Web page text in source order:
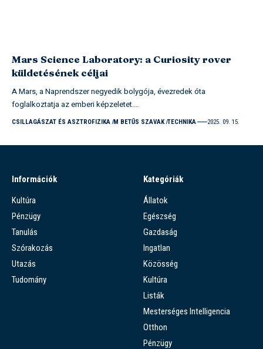
Mars Science Laboratory: a Curiosity rover
küldetésének céljai
A Mars, a Naprendszer negyedik bolygója, évezredek óta
foglalkoztatja az emberi képzeletet.…
CSILLAGÁSZAT ÉS ASZTROFIZIKA M BETŰS SZAVAK TECHNIKA 2025. 09. 15.
Információk
Kultúra
Pénzügy
Tanulás
Szórakozás
Utazás
Tudomány
Kategóriák
Állatok
Egészség
Gazdaság
Ingatlan
Közösség
Kultúra
Listák
Mesterséges Intelligencia
Otthon
Pénzügy